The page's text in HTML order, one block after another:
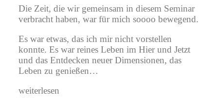
Die Zeit, die wir gemeinsam in diesem Seminar
verbracht haben, war für mich soooo bewegend.
Es war etwas, das ich mir nicht vorstellen
konnte. Es war reines Leben im Hier und Jetzt
und das Entdecken neuer Dimensionen, das
Leben zu genießen…
weiterlesen